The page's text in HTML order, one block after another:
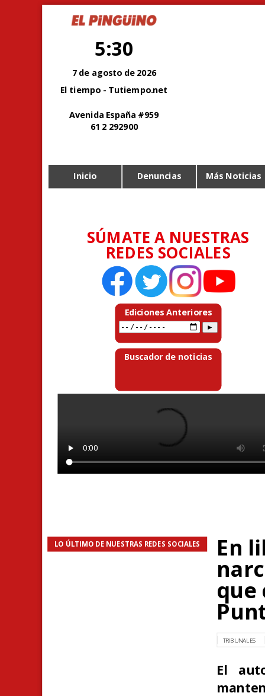
5:30
7 de agosto de 2026
El tiempo - Tutiempo.net
Avenida España #959
61 2 292900
Inicio Denuncias Más Noticias
SÚMATE A NUESTRAS
REDES SOCIALES
Ediciones Anteriores
Buscador de noticias
LO ÚLTIMO DE NUESTRAS REDES SOCIALES En
que
TRIBUNALES
El